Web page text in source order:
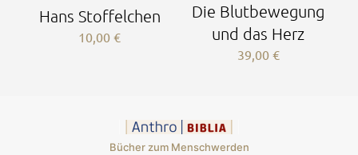
Hans Stoffelchen
10,00€
Die Blutbewegung
und das Herz
39,00 €
Bücher zum Menschwerden